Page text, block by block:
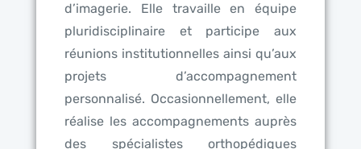
d’imagerie. Elle travaille en équipe
pluridisciplinaire et participe aux
réunions institutionnelles ainsi qu’aux
projets d’accompagnement
personnalisé. Occasionnellement, elle
réalise les accompagnements auprès
des spécialistes orthopédiques